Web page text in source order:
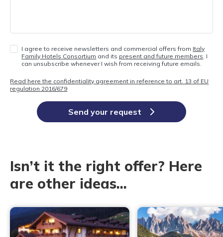
I agree to receive newsletters and commercial offers from Italy
Family Hotels Consortium and its present and future members. I
can unsubscribe whenever I wish from receiving future emails.
Read here the confidentiality agreement in reference to art. 13 of EU
regulation 2016/679
Send your request
Isn’t it the right offer? Here
are other ideas...